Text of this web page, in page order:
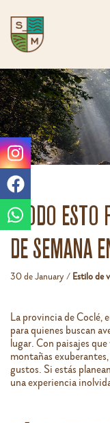
¡TODO ESTO
DE SEMANA
30 de January / Estilo de
La provincia de Coclé,
para quienes buscan
lugar. Con paisajes
montañas
gustos. Si estás
una experiencia